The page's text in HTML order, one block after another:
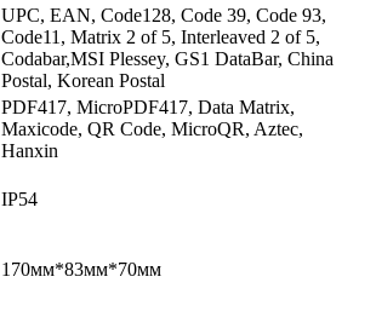
UPC, EAN, Code128, Code 39, Code 93,
Code11, Matrix 2 of 5, Interleaved 2 of 5,
Codabar,MSI Plessey, GS1 DataBar, China
Postal, Korean Postal
PDF417, MicroPDF417, Data Matrix,
Maxicode, QR Code, MicroQR, Aztec,
Hanxin
IP54
170мм*83мм*70мм